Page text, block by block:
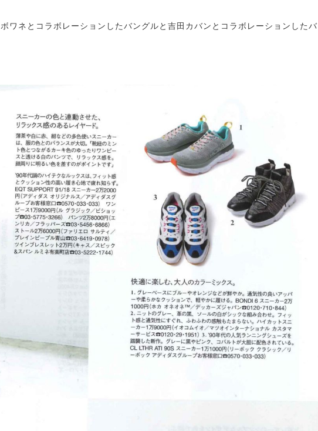
ワネとコラボレーションしたバングルと吉田カバンとコラボレーションしたバ